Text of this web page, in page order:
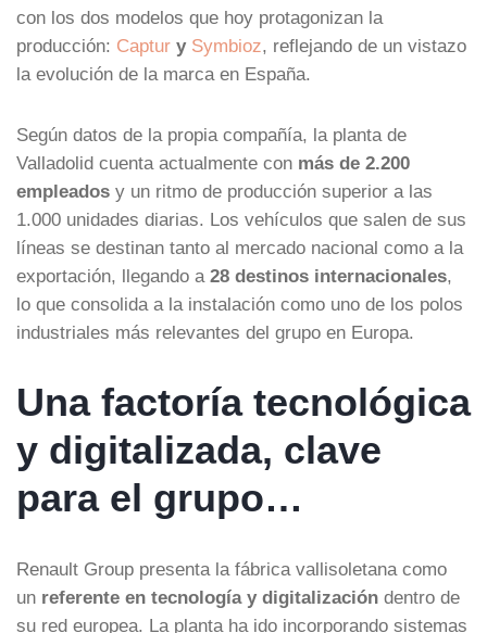
con los dos modelos que hoy protagonizan la
producción: Captur y Symbioz, reflejando de un vistazo
la evolución de la marca en España.
Según datos de la propia compañía, la planta de
Valladolid cuenta actualmente con más de 2.200
empleados y un ritmo de producción superior a las
1.000 unidades diarias. Los vehículos que salen de sus
líneas se destinan tanto al mercado nacional como a la
exportación, llegando a 28 destinos internacionales,
lo que consolida a la instalación como uno de los polos
industriales más relevantes del grupo en Europa.
Una factoría tecnológica
y digitalizada, clave
para el grupo…
Renault Group presenta la fábrica vallisoletana como
un referente en tecnología y digitalización dentro de
su red europea. La planta ha ido incorporando sistemas